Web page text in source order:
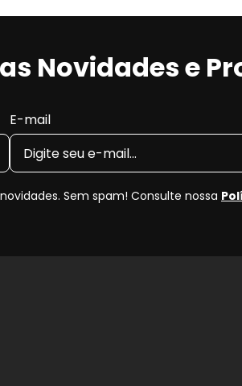
Novidades e
E-mail
Sem spam! Consulte nossa